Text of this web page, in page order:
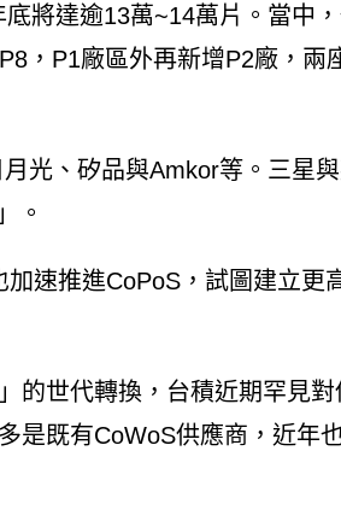
將達逾13萬~14萬片。當中
，P1廠區外再新增P2廠，兩
光、矽品與Amkor等。三星
。
速推進CoPoS，試圖建立更
的世代轉換，台積近期罕見對
是既有CoWoS供應商，近年